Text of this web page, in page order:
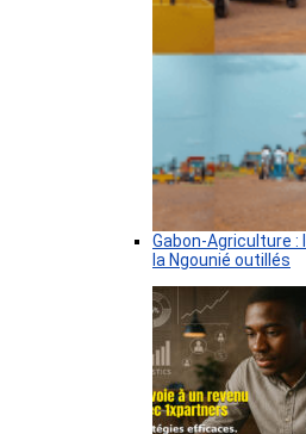
Gabon-Agriculture
la Ngounié outillés